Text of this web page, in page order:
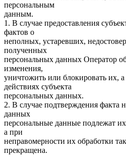
персональным
данным.
1. В случае предоставления
фактов о
неполных, устаревших,
полученных
персональных данных Оператор
изменения,
уничтожить или блокировать их,
действиях субъекта
персональных данных.
2. В случае подтверждения факта
данных
персональные данные подлежат
а при
неправомерности их обработки
прекращена.